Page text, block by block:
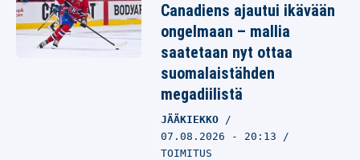
Canadiens ajautui ikävään
ongelmaan – mallia
saatetaan nyt ottaa
suomalaistähden
megadiilistä
JÄÄKIEKKO
07.08.2026 - 20:13
TOIMITUS